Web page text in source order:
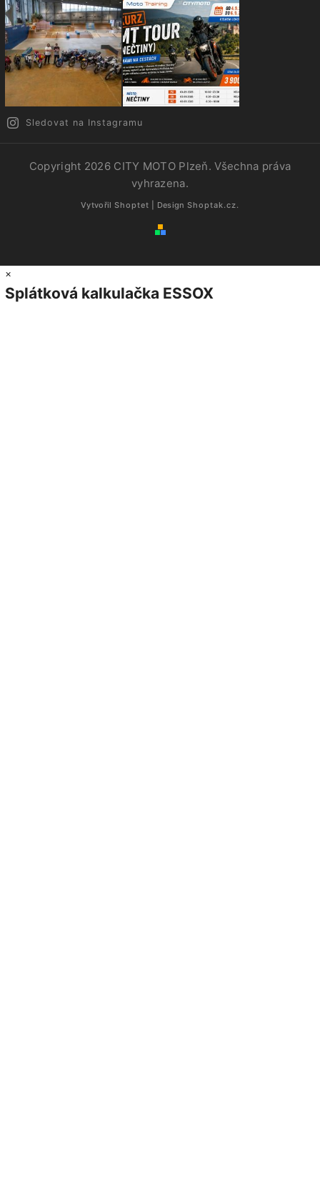
Sledovat na Instagramu
Copyright 2026 CITY MOTO Plzeň. Všechna práva
vyhrazena.
Vytvořil Shoptet | Design Shoptak.cz.
×
Splátková kalkulačka ESSOX